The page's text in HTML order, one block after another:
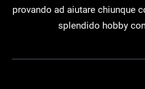
provando ad aiutare chiunque
splendido hobby